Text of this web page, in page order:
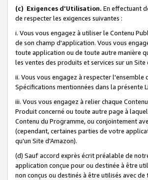
(c) Exigences d'Utilisation. En effectuant
de respecter les exigences suivantes :
i. Vous vous engagez à utiliser le Contenu
de son champ d'application. Vous vous
toute application ou de toute autre manière
les ventes des produits et services sur un Site
ii. Vous vous engagez à respecter
Spécifications mentionnées dans la présente
iii. Vous vous engagez à relier chaque
Produit concerné ou toute autre page à
Contenu du Programme, ou conjointement
(cependant, certaines parties de votre
qu'un Site d'Amazon).
(d) Sauf accord exprès écrit préalable de
application conçue pour ou destinée à être
non conçus ou destinés à être utilisés avec